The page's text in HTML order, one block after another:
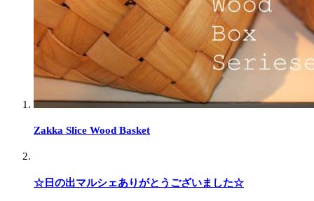
Zakka Slice Wood Basket
☆日の出マルシェありがとうございました☆